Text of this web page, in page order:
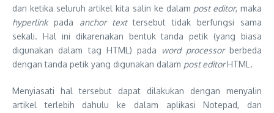
dan ketika seluruh artikel kita salin ke dalam post editor, maka
hyperlinkpada anchor texttersebut tidak berfungsi sama
sekali. Hal ini dikarenakan bentuk tanda petik (yang biasa
digunakan dalam tag HTML) pada word processorberbeda
dengan tanda petik yang digunakan dalam post editorHTML.
Menyiasati hal tersebut dapat dilakukan dengan menyalin
artikel terlebih dahulu ke dalam aplikasi Notepad, dan